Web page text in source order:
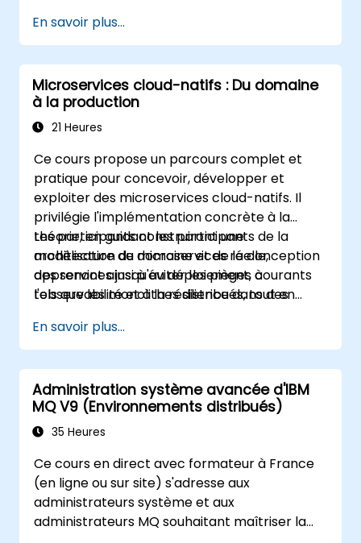
En savoir plus...
Microservices cloud-natifs : Du domaine
à la production
21 Heures
Ce cours propose un parcours complet et
pratique pour concevoir, développer et
exploiter des microservices cloud-natifs. Il
privilégie l'implémentation concrète à la
théorie, en guidant les participants de la
modélisation du domaine et de la conception
des services jusqu'au déploiement, à
l'observabilité et à la résilience dans des
Les participants construiront une
architecture de microservices réelle,
apprenant ainsi à éviter les pièges courants
tels que les monolithes distribués, tout en
pour l'évolutivité, la maintenabilité et
l'excellence opérationnelle.
En savoir plus...
Administration système avancée d'IBM
MQ V9 (Environnements distribués)
35 Heures
Ce cours en direct avec formateur à France
(en ligne ou sur site) s'adresse aux
administrateurs système et aux
administrateurs MQ souhaitant maîtriser la